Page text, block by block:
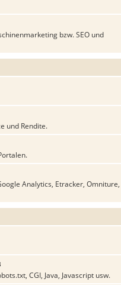
bzw. SEO und
und Rendite.
Analytics, Etracker, Omniture,
CGI, Java, Javascript usw.